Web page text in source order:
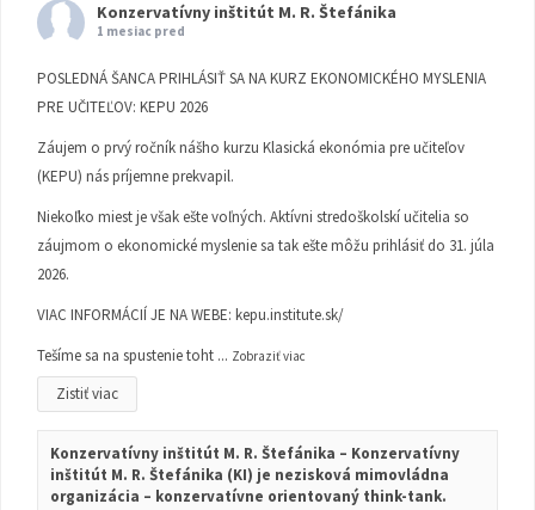
Konzervatívny inštitút M. R. Štefánika
1 mesiac pred
POSLEDNÁ ŠANCA PRIHLÁSIŤ SA NA KURZ EKONOMICKÉHO MYSLENIA
PRE UČITEĽOV: KEPU 2026
Záujem o prvý ročník nášho kurzu Klasická ekonómia pre učiteľov
(KEPU) nás príjemne prekvapil.
Niekoľko miest je však ešte voľných. Aktívni stredoškolskí učitelia so
záujmom o ekonomické myslenie sa tak ešte môžu prihlásiť do 31. júla
2026.
VIAC INFORMÁCIÍ JE NA WEBE: kepu.institute.sk/
Tešíme sa na spustenie toht ... Zobraziť viac
Zistiť viac
Konzervatívny inštitút M. R. Štefánika – Konzervatívny
inštitút M. R. Štefánika (KI) je nezisková mimovládna
organizácia – konzervatívne orientovaný think-tank.